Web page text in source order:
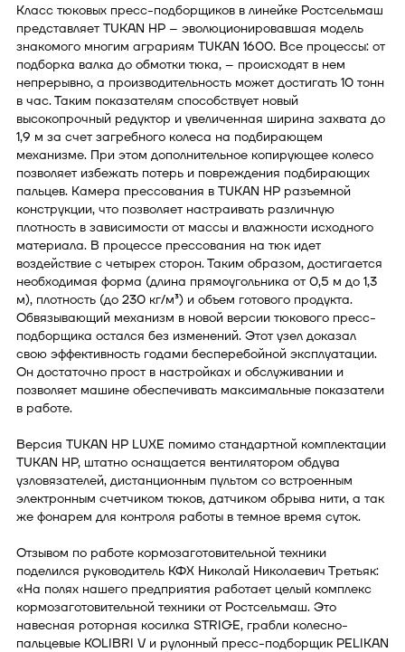
Класс тюковых пресс-подборщиков в линейке Ростсельмаш
представляет TUKAN HP – эволюционировавшая модель
знакомого многим аграриям TUKAN 1600. Все процессы: от
подборка валка до обмотки тюка, – происходят в нем
непрерывно, а производительность может достигать 10 тонн
в час. Таким показателям способствует новый
высокопрочный редуктор и увеличенная ширина захвата до
1,9 м за счет загребного колеса на подбирающем
механизме. При этом дополнительное копирующее колесо
позволяет избежать потерь и повреждения подбирающих
пальцев. Камера прессования в TUKAN HP разъемной
конструкции, что позволяет настраивать различную
плотность в зависимости от массы и влажности исходного
материала. В процессе прессования на тюк идет
воздействие с четырех сторон. Таким образом, достигается
необходимая форма (длина прямоугольника от 0,5 м до 1,3
м), плотность (до 230 кг/м³) и объем готового продукта.
Обвязывающий механизм в новой версии тюкового пресс-
подборщика остался без изменений. Этот узел доказал
свою эффективность годами бесперебойной эксплуатации.
Он достаточно прост в настройках и обслуживании и
позволяет машине обеспечивать максимальные показатели
в работе.
Версия TUKAN HP LUXE помимо стандартной комплектации
TUKAN HP, штатно оснащается вентилятором обдува
узловязателей, дистанционным пультом со встроенным
электронным счетчиком тюков, датчиком обрыва нити, а так
же фонарем для контроля работы в темное время суток.
Отзывом по работе кормозаготовительной техники
поделился руководитель КФХ Николай Николаевич Третьяк:
«На полях нашего предприятия работает целый комплекс
кормозаготовительной техники от Ростсельмаш. Это
навесная роторная косилка STRIGE, грабли колесно-
пальцевые KOLIBRI V и рулонный пресс-подборщик PELIKAN